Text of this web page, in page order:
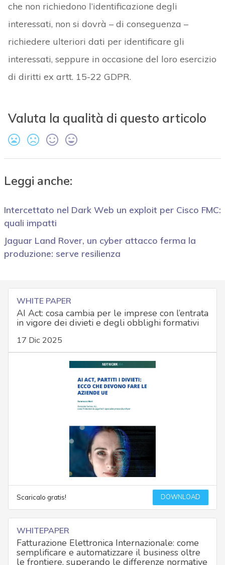
che non richiedono l’identificazione degli
interessati, non si dovrà – di conseguenza –
richiedere ulteriori dati per identificare gli
interessati, seppure in occasione del loro esercizio
di diritti ex artt. 15-22 GDPR.
Valuta la qualità di questo articolo
Leggi anche:
Intercettato nel Dark Web un exploit per Cisco FMC:
quali impatti
Jaguar Land Rover, un cyber attacco ferma la
produzione: serve resilienza
WHITE PAPER
AI Act: cosa cambia per le imprese con l’entrata
in vigore dei divieti e degli obblighi formativi
17 Dic 2025
Scaricalo gratis! DOWNLOAD
WHITEPAPER
Fatturazione Elettronica Internazionale: come
semplificare e automatizzare il business oltre
le frontiere, superando le differenze normative